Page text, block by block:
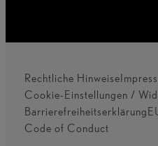
Rechtliche Hinweise
Cookie-Einstellungen /
Barrierefreiheitserklärung
Code of Conduct